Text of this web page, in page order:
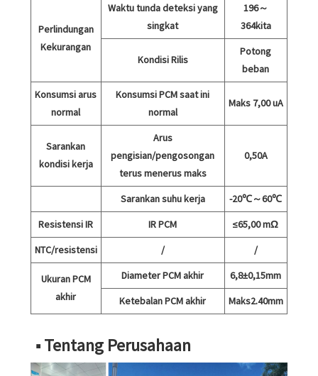
Perlindungan
Kekurangan
Waktu tunda deteksi yang
singkat
196～
364kita
Kondisi Rilis
Potong
beban
Konsumsi arus
normal
Konsumsi PCM saat ini
normal
Maks 7,00 uA
Sarankan
kondisi kerja
Arus
pengisian/pengosongan
terus menerus maks
0,50A
Sarankan suhu kerja
-20℃～60℃
Resistensi IR
IR PCM
≤65,00 mΩ
NTC/resistensi
/ /
Ukuran PCM
akhir
Diameter PCM akhir
6,8±0,15mm
Ketebalan PCM akhir
Maks2.40mm
■ Tentang Perusahaan